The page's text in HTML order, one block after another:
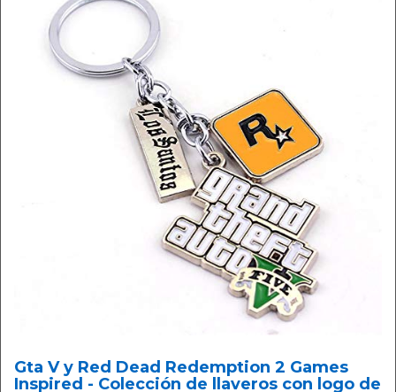
Gta V y Red Dead Redemption 2 Games
Inspired - Colección de llaveros con logo de